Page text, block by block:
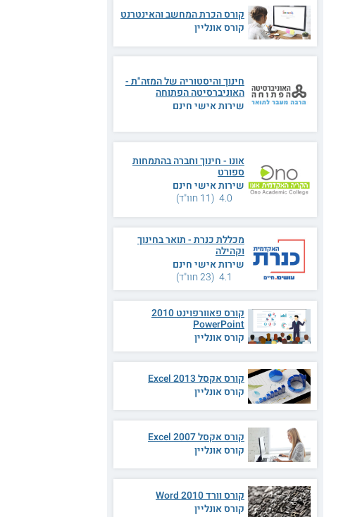
קורס הכרת המחשב והאינטרנט
קורס אונליין
חינוך והיסטוריה של המזה"ת -
האוניברסיטה הפתוחה
שירות אישי חינם
אונו - חינוך וחברה בהתמחות
ספורט
שירות אישי חינם
4.0 (11 חוו"ד)
מכללת כנרת - תואר בחינוך
וקהילה
שירות אישי חינם
4.1 (23 חוו"ד)
קורס פאוורפוינט 2010
PowerPoint
קורס אונליין
קורס אקסל 2013 Excel
קורס אונליין
קורס אקסל 2007 Excel
קורס אונליין
קורס וורד 2010 Word
קורס אונליין